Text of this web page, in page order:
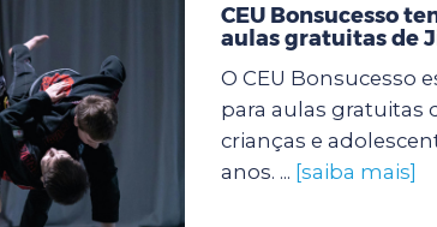
CEU Bonsucesso
aulas gratuitas de
O CEU Bonsucesso
para aulas gratuitas
crianças e
anos. ... [saiba mais]